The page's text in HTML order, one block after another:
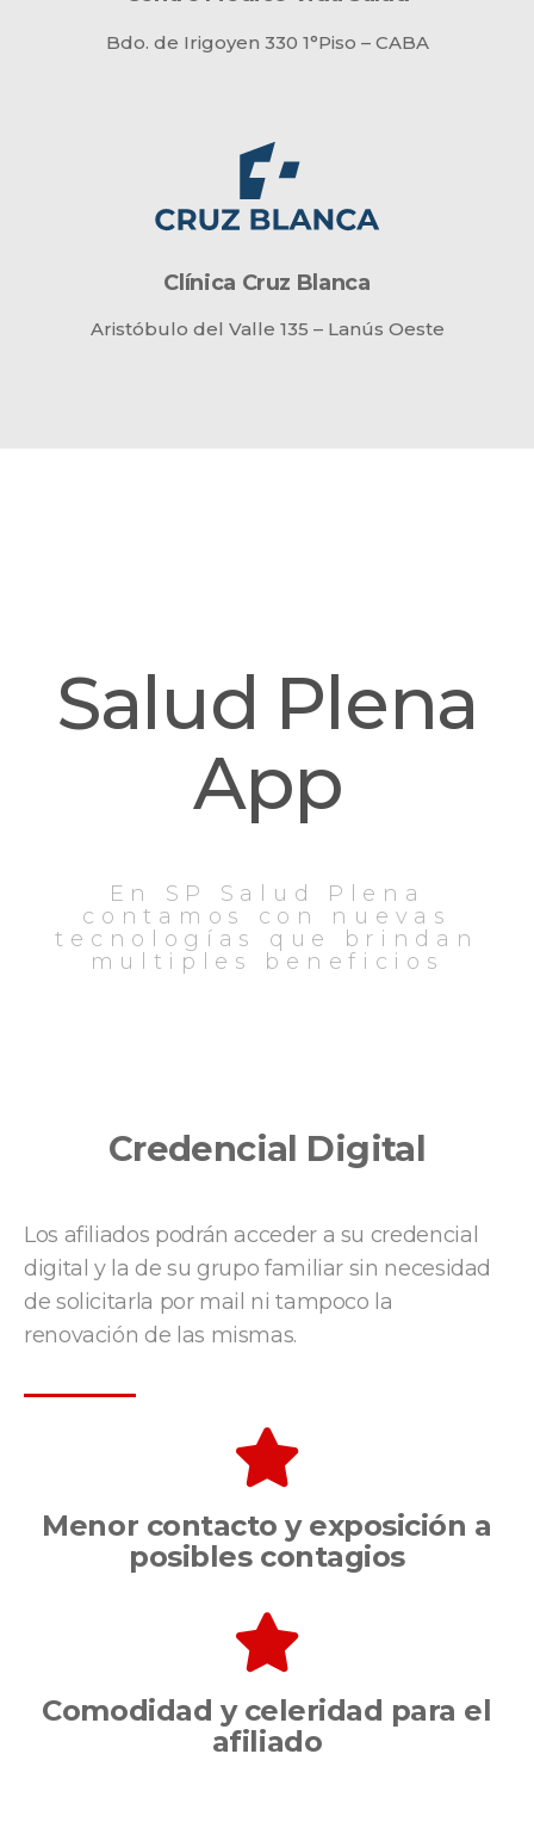
Bdo. de Irigoyen 330 1°Piso – CABA
Clínica Cruz Blanca
Aristóbulo del Valle 135 – Lanús Oeste
Salud Plena
App
En SP Salud Plena
contamos con nuevas
tecnologías que brindan
multiples beneficios
Credencial Digital
Los afiliados podrán acceder a su credencial
digital y la de su grupo familiar sin necesidad
de solicitarla por mail ni tampoco la
renovación de las mismas.
Menor contacto y exposición a
posibles contagios
Comodidad y celeridad para el
afiliado